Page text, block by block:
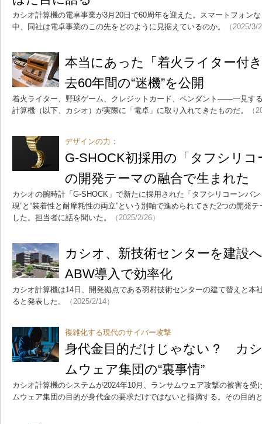
カシオ計算機の電卓事業が3月20日で60周年を迎えた。スマートフォン
中、同社は電卓事業のこの先をどのように見据えているのか。
（2025/3/
本当にあった「着火ライター付
去60年間の“迷機”を公開
着火ライター、野球ゲーム、クレジットカード、ペンダント――一見す
計算機（以下、カシオ）が実際に「電卓」に取り入れてきたものだ。
（
デザインの力：
G-SHOCK初採用の「タフシリ
の開発テーマの融合で生まれた
カシオの腕時計「G-SHOCK」で新たに採用された「タフシリコーンバ
現”と“装着性と耐摩耗性の両立”という別軸で進められてきた2つの開発
した。担当者に話を聞いた。
（2025/2/26）
カシオ、新技術センターを建設
ABW導入で効率化
カシオ計算機は14日、開発拠点である羽村技術センターの建て替えと本
ると発表した。
（2025/2/14）
複雑化する現代のサイバー攻撃
身代金目的だけじゃない？ カ
ムウェア集団の“裏事情”
カシオ計算機のシステムが2024年10月、ランサムウェア攻撃の被害を受
ムウェア集団の目的が身代金の要求だけではないと指摘する。その目的